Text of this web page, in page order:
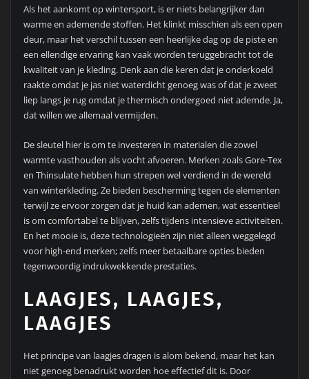
Als het aankomt op wintersport, is er niets belangrijker dan
warme en ademende stoffen. Het klinkt misschien als een open
deur, maar het verschil tussen een heerlijke dag op de piste en
een ellendige ervaring kan vaak worden teruggebracht tot de
kwaliteit van je kleding. Denk aan die keren dat je onderkoeld
raakte omdat je jas niet waterdicht genoeg was of dat je zweet
liep langs je rug omdat je thermisch ondergoed niet ademde. Ja,
dat willen we allemaal vermijden.
De sleutel hier is om te investeren in materialen die zowel
warmte vasthouden als vocht afvoeren. Merken zoals Gore-Tex
en Thinsulate hebben hun strepen wel verdiend in de wereld
van winterkleding. Ze bieden bescherming tegen de elementen
terwijl ze ervoor zorgen dat je huid kan ademen, wat essentieel
is om comfortabel te blijven, zelfs tijdens intensieve activiteiten.
En het mooie is, deze technologieën zijn niet alleen weggelegd
voor high-end merken; zelfs meer betaalbare opties bieden
tegenwoordig indrukwekkende prestaties.
LAAGJES, LAAGJES,
LAAGJES
Het principe van laagjes dragen is alom bekend, maar het kan
niet genoeg benadrukt worden hoe effectief dit is. Door